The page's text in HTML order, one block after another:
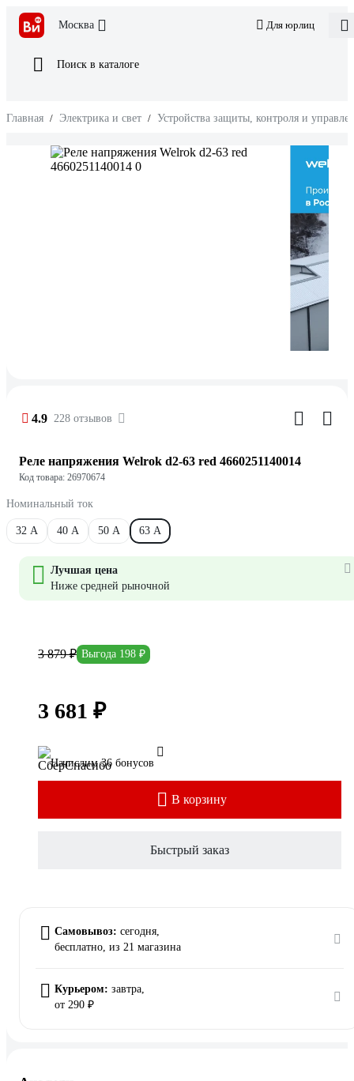
Москва Для юрлиц
Поиск в каталоге
Главная / Электрика и свет / Устройства защиты, контроля и
4.9 228 отзывов
Реле напряжения Welrok d2-63 red 4660251140014
Код товара: 26970674
Номинальный ток
32 А 40 А 50 А 63 А
Лучшая цена
Ниже средней рыночной
3 879 ₽ Выгода 198 ₽
3 681 ₽
Начислим 36 бонусов
В корзину
Быстрый заказ
Самовывоз: сегодня,
бесплатно, из 21 магазина
Курьером: завтра,
от 290 ₽